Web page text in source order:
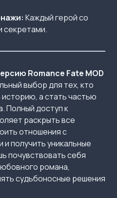
Каждый герой со
секретами.
Romance Fate MOD
выбор для тех, кто
а стать частью
Полный доступ к
раскрыть все
отношения с
получить уникальные
почувствовать себя
романа,
судьбоносные решения